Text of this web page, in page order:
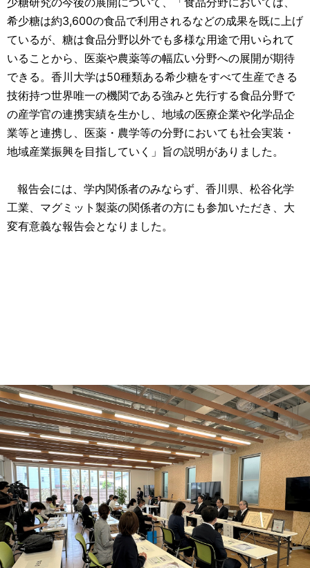
希少糖は約3,600の食品で利用されるなどの成果を既に上げ
ているが、糖は食品分野以外でも多様な用途で用いられて
いることから、医薬や農薬等の幅広い分野への展開が期待
できる。香川大学は50種類ある希少糖をすべて生産できる
技術持つ世界唯一の機関である強みと先行する食品分野で
の産学官の連携実績を生かし、地域の医療企業や化学品企
業等と連携し、医薬・農学等の分野においても社会実装・
地域産業振興を目指していく」旨の説明がありました。
報告会には、学内関係者のみならず、香川県、松谷化学
工業、マグミット製薬の関係者の方にも参加いただき、大
変有意義な報告会となりました。